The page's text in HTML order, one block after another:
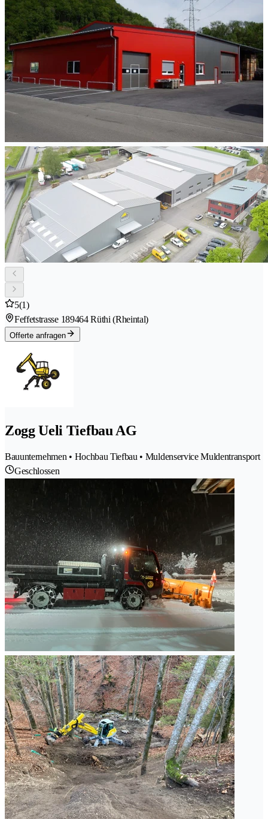
5(1)
Feffetstrasse 189464 Rüthi (Rheintal)
Offerte anfragen
Zogg Ueli Tiefbau AG
Bauunternehmen • Hochbau Tiefbau • Muldenservice Muldentransport
Geschlossen